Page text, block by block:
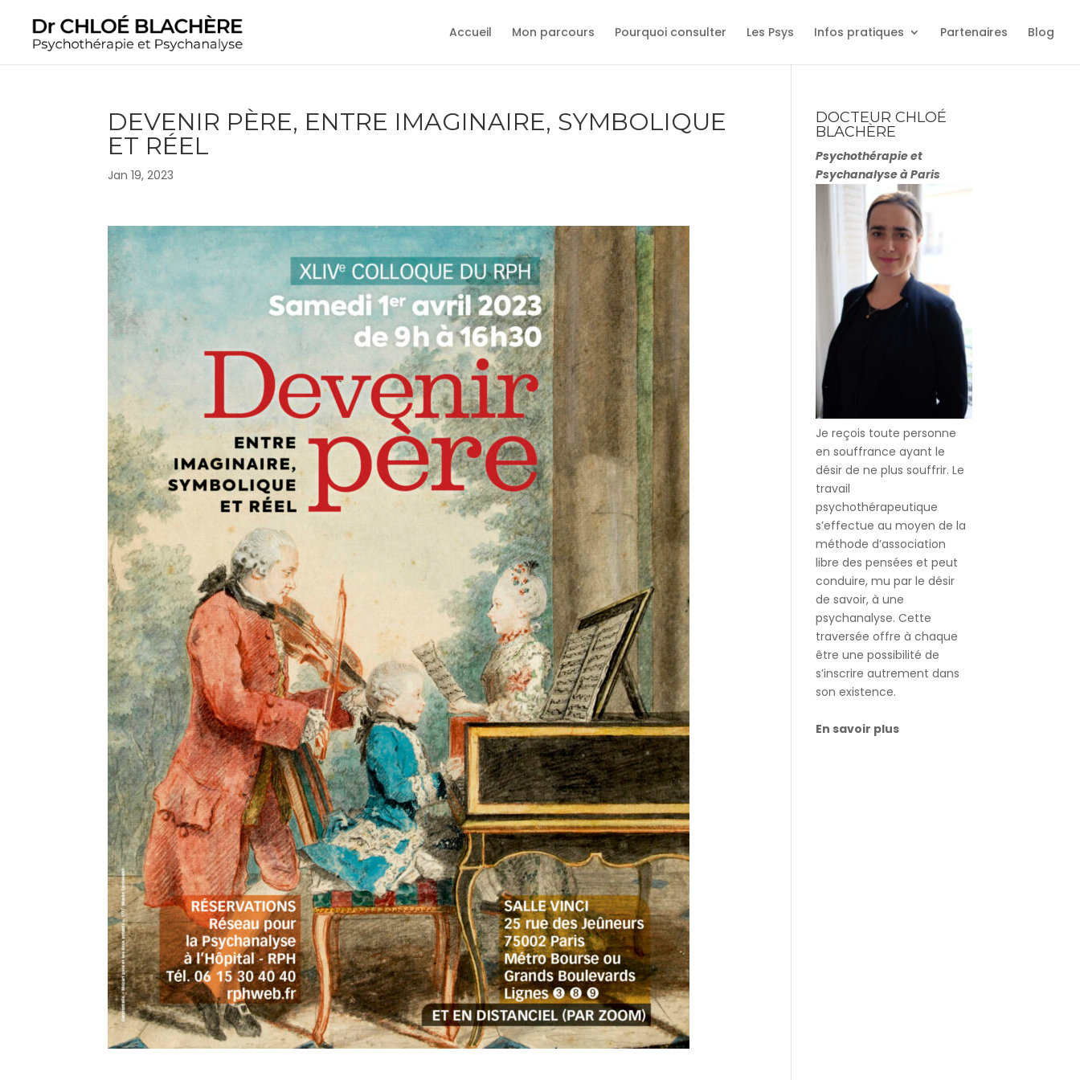
Accueil Mon parcours Pourquoi consulter Les Psys Infos pratiques Partenaires Blog
DEVENIR PÈRE, ENTRE IMAGINAIRE, SYMBOLIQUE
ET RÉEL
Jan 19, 2023
DOCTEUR CHLOÉ
BLACHÈRE
Psychothérapie et
Psychanalyse à Paris
Je reçois toute personne
en souffrance ayant le
désir de ne plus souffrir. Le
travail
psychothérapeutique
s’effectue au moyen de la
méthode d’association
libre des pensées et peut
conduire, mu par le désir
de savoir, à une
psychanalyse. Cette
traversée offre à chaque
être une possibilité de
s’inscrire autrement dans
son existence.
En savoir plus